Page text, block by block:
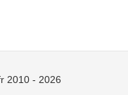
2010 - 2026